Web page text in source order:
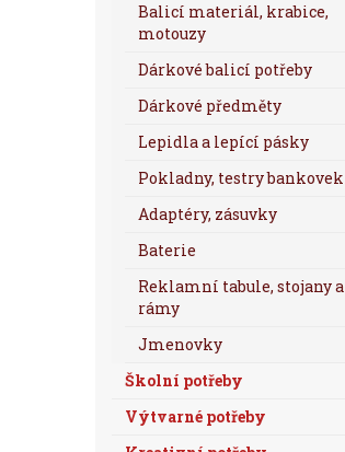
Balicí materiál, krabice,
motouzy
Dárkové balicí potřeby
Dárkové předměty
Lepidla a lepící pásky
Pokladny, testry bankovek
Adaptéry, zásuvky
Baterie
Reklamní tabule, stojany a
rámy
Jmenovky
Školní potřeby
Výtvarné potřeby